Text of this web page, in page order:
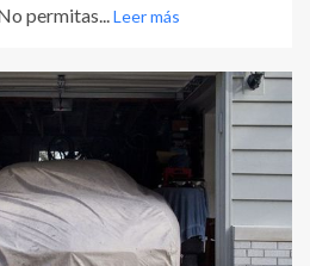
permitas...Leer más